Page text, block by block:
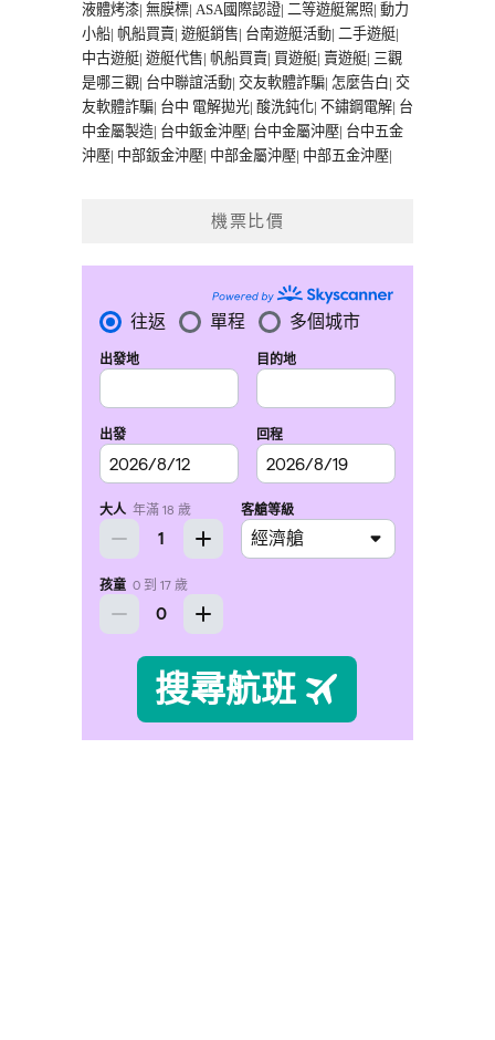
液體烤漆| 無膜標| ASA國際認證| 二等遊艇駕照| 動力
小船| 帆船買賣| 遊艇銷售| 台南遊艇活動| 二手遊艇|
中古遊艇| 遊艇代售| 帆船買賣| 買遊艇| 賣遊艇| 三觀
是哪三觀| 台中聯誼活動| 交友軟體詐騙| 怎麼告白| 交
友軟體詐騙| 台中 電解拋光| 酸洗鈍化| 不鏽鋼電解| 台
中金屬製造| 台中鈑金沖壓| 台中金屬沖壓| 台中五金
沖壓| 中部鈑金沖壓| 中部金屬沖壓| 中部五金沖壓|
機票比價